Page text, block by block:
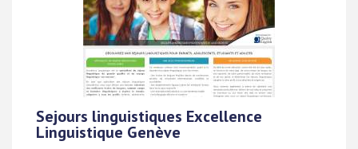
Sejours linguistiques Excellence
Linguistique Genève